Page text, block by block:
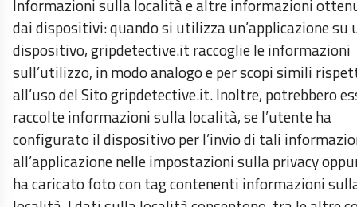
Informazioni sulla località e altre informazioni
dai dispositivi: quando si utilizza un’applicazione su
dispositivo, gripdetective.it raccoglie le informazioni
sull’utilizzo, in modo analogo e per scopi simili
all’uso del Sito gripdetective.it. Inoltre, potrebbero
raccolte informazioni sulla località, se l’utente ha
configurato il dispositivo per l’invio di tali
all’applicazione nelle impostazioni sulla privacy
ha caricato foto con tag contenenti informazioni